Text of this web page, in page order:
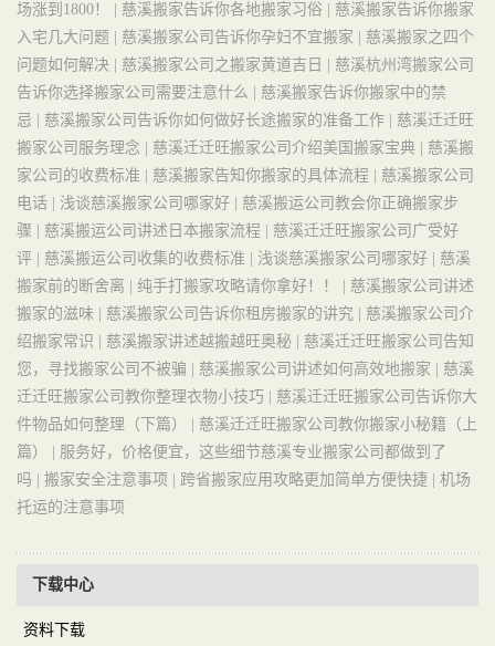
场涨到1800！ | 慈溪搬家告诉你各地搬家习俗 | 慈溪搬家告诉你搬家
入宅几大问题 | 慈溪搬家公司告诉你孕妇不宜搬家 | 慈溪搬家之四个
问题如何解决 | 慈溪搬家公司之搬家黄道吉日 | 慈溪杭州湾搬家公司
告诉你选择搬家公司需要注意什么 | 慈溪搬家告诉你搬家中的禁
忌 | 慈溪搬家公司告诉你如何做好长途搬家的准备工作 | 慈溪迁迁旺
搬家公司服务理念 | 慈溪迁迁旺搬家公司介绍美国搬家宝典 | 慈溪搬
家公司的收费标准 | 慈溪搬家告知你搬家的具体流程 | 慈溪搬家公司
电话 | 浅谈慈溪搬家公司哪家好 | 慈溪搬运公司教会你正确搬家步
骤 | 慈溪搬运公司讲述日本搬家流程 | 慈溪迁迁旺搬家公司广受好
评 | 慈溪搬运公司收集的收费标准 | 浅谈慈溪搬家公司哪家好 | 慈溪
搬家前的断舍离 | 纯手打搬家攻略请你拿好！！ | 慈溪搬家公司讲述
搬家的滋味 | 慈溪搬家公司告诉你租房搬家的讲究 | 慈溪搬家公司介
绍搬家常识 | 慈溪搬家讲述越搬越旺奥秘 | 慈溪迁迁旺搬家公司告知
您，寻找搬家公司不被骗 | 慈溪搬家公司讲述如何高效地搬家 | 慈溪
迁迁旺搬家公司教你整理衣物小技巧 | 慈溪迁迁旺搬家公司告诉你大
件物品如何整理（下篇） | 慈溪迁迁旺搬家公司教你搬家小秘籍（上
篇） | 服务好，价格便宜，这些细节慈溪专业搬家公司都做到了
吗 | 搬家安全注意事项 | 跨省搬家应用攻略更加简单方便快捷 | 机场
托运的注意事项
下载中心
资料下载